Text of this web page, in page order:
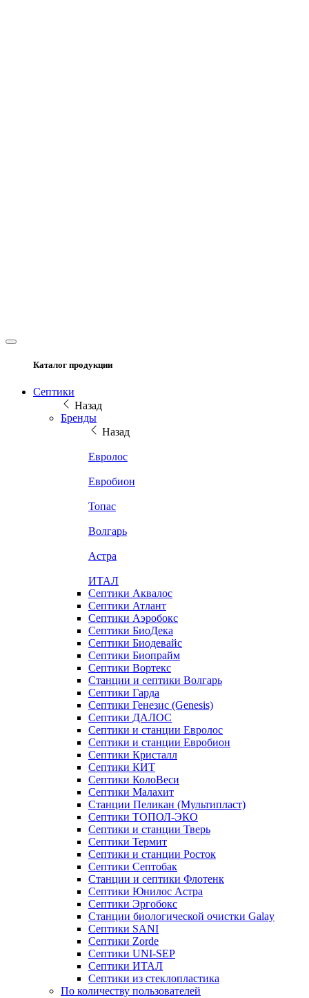
Каталог продукции
Септики
Назад
Бренды
Назад
Евролос
Евробион
Топас
Волгарь
Астра
ИТАЛ
Септики Аквалос
Септики Атлант
Септики Аэробокс
Септики БиоДека
Септики Биодевайс
Септики Биопрайм
Септики Вортекс
Станции и септики Волгарь
Септики Гарда
Септики Генезис (Genesis)
Септики ДАЛОС
Септики и станции Евролос
Септики и станции Евробион
Септики Кристалл
Септики КИТ
Септики КолоВеси
Септики Малахит
Станции Пеликан (Мультипласт)
Септики ТОПОЛ-ЭКО
Септики и станции Тверь
Септики Термит
Септики и станции Росток
Септики Септобак
Станции и септики Флотенк
Септики Юнилос Астра
Септики Эргобокс
Станции биологической очистки Galay
Септики SANI
Септики Zorde
Септики UNI-SEP
Септики ИТАЛ
Септики из стеклопластика
По количеству пользователей